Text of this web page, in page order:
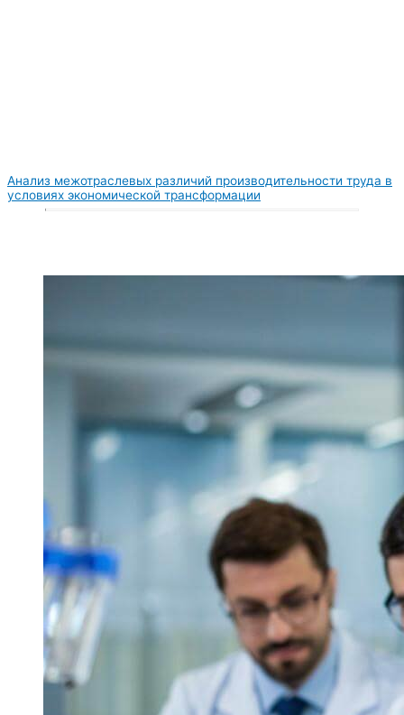
Анализ межотраслевых различий производительности труда в
условиях экономической трансформации